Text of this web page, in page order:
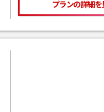
プランの詳細を